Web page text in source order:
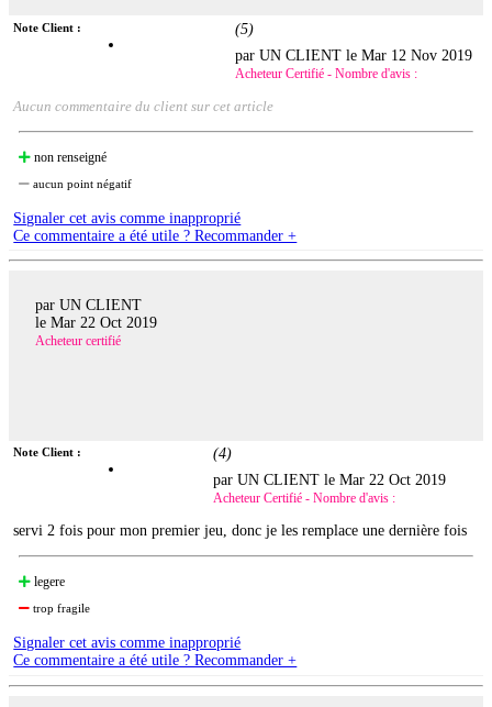
Note Client : (5)
par UN CLIENT leMar 12 Nov 2019
Acheteur Certifié - Nombre d'avis :
Aucun commentaire du client sur cet article
non renseigné
aucun point négatif
Signaler cet avis comme inapproprié
Ce commentaire a été utile ? Recommander +
par UN CLIENT
le Mar 22 Oct 2019
Acheteur certifié
Note Client : (4)
par UN CLIENT leMar 22 Oct 2019
Acheteur Certifié - Nombre d'avis :
servi 2 fois pour mon premier jeu, donc je les remplace une dernière fois
legere
trop fragile
Signaler cet avis comme inapproprié
Ce commentaire a été utile ? Recommander +